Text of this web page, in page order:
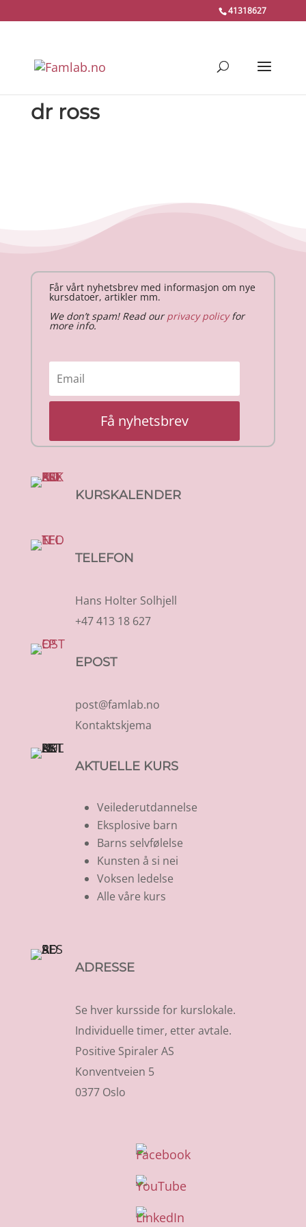
41318627
dr ross
Får vårt nyhetsbrev med informasjon om nye
kursdatoer, artikler mm.
We don’t spam! Read ourprivacy policyfor
more info.
Få nyhetsbrev
KURSKALENDER
TELEFON
Hans Holter Solhjell
+47 413 18 627
EPOST
post@famlab.no
Kontaktskjema
AKTUELLE KURS
Veilederutdannelse
Eksplosive barn
Barns selvfølelse
Kunsten å si nei
Voksen ledelse
Alle våre kurs
ADRESSE
Se hver kursside for kurslokale.
Individuelle timer, etter avtale.
Positive Spiraler AS
Konventveien 5
0377 Oslo